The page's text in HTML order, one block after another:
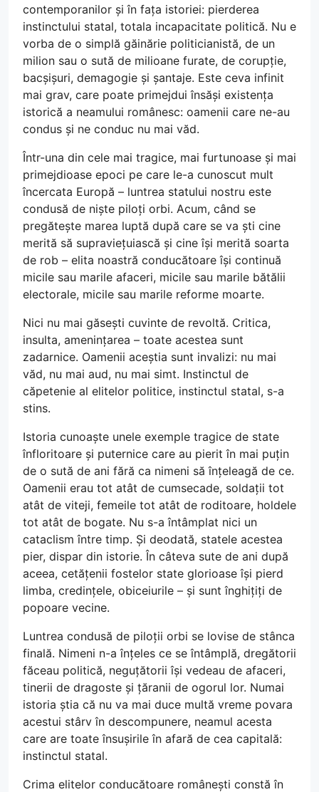
contemporanilor și în fața istoriei: pierderea
instinctului statal, totala incapacitate politică. Nu e
vorba de o simplă găinărie politicianistă, de un
milion sau o sută de milioane furate, de corupție,
bacșișuri, demagogie și șantaje. Este ceva infinit
mai grav, care poate primejdui însăși existența
istorică a neamului românesc: oamenii care ne-au
condus și ne conduc nu mai văd.
Într-una din cele mai tragice, mai furtunoase și mai
primejdioase epoci pe care le-a cunoscut mult
încercata Europă – luntrea statului nostru este
condusă de niște piloți orbi. Acum, când se
pregătește marea luptă după care se va ști cine
merită să supraviețuiască și cine își merită soarta
de rob – elita noastră conducătoare își continuă
micile sau marile afaceri, micile sau marile bătălii
electorale, micile sau marile reforme moarte.
Nici nu mai găsești cuvinte de revoltă. Critica,
insulta, amenințarea – toate acestea sunt
zadarnice. Oamenii aceștia sunt invalizi: nu mai
văd, nu mai aud, nu mai simt. Instinctul de
căpetenie al elitelor politice, instinctul statal, s-a
stins.
Istoria cunoaște unele exemple tragice de state
înfloritoare și puternice care au pierit în mai puțin
de o sută de ani fără ca nimeni să înțeleagă de ce.
Oamenii erau tot atât de cumsecade, soldații tot
atât de viteji, femeile tot atât de roditoare, holdele
tot atât de bogate. Nu s-a întâmplat nici un
cataclism între timp. Și deodată, statele acestea
pier, dispar din istorie. În câteva sute de ani după
aceea, cetățenii fostelor state glorioase își pierd
limba, credințele, obiceiurile – și sunt înghițiți de
popoare vecine.
Luntrea condusă de piloții orbi se lovise de stânca
finală. Nimeni n-a înțeles ce se întâmplă, dregătorii
făceau politică, neguțătorii își vedeau de afaceri,
tinerii de dragoste și țăranii de ogorul lor. Numai
istoria știa că nu va mai duce multă vreme povara
acestui stârv în descompunere, neamul acesta
care are toate însușirile în afară de cea capitală:
instinctul statal.
Crima elitelor conducătoare românești constă în